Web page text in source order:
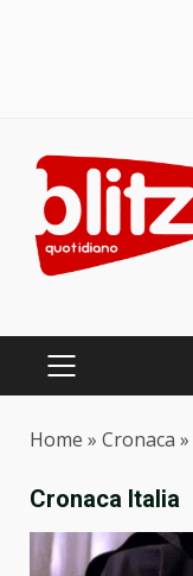
content
PRIMARY
Home » Cronaca »
Cronaca Italia